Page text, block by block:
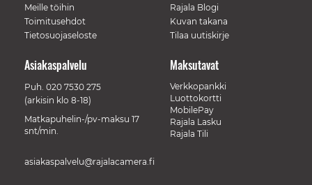
Meille töihin
Toimitusehdot
Tietosuojaseloste
Rajala Blogi
Kuvan takana
Tilaa uutiskirje
Maksutavat
Verkkopankki
Luottokortti
MobilePay
Rajala Lasku
Rajala Tili
Asiakaspalvelu
Puh. 020 7530 275
(arkisin klo 8-18)
Matkapuhelin-/pv-maksu 17
snt/min.
asiakaspalvelu@rajalacamera.fi